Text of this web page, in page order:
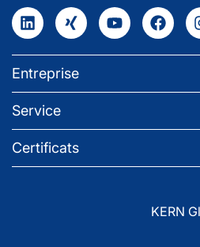
Entreprise
Service
Certificats
KERN